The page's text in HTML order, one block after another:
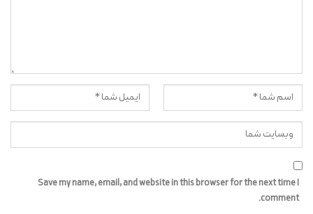
Save my name, email, and website in this browser for the next time I
comment.